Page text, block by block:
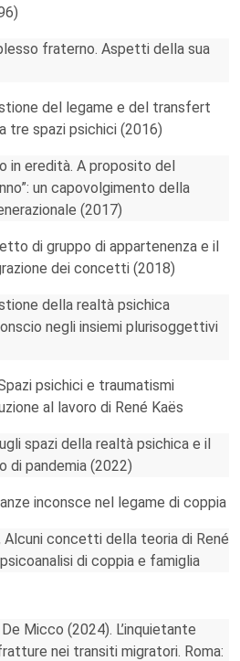
fraterno. Aspetti della sua
del legame e del transfert
tre spazi psichici (2016)
in eredità. A proposito del
un capovolgimento della
(2017)
di gruppo di appartenenza e il
dei concetti (2018)
della realtà psichica
negli insiemi plurisoggettivi
psichici e traumatismi
al lavoro di René Kaës
spazi della realtà psichica e il
di pandemia (2022)
inconsce nel legame di coppia
Alcuni concetti della teoria di René
di coppia e famiglia
Micco (2024). L’inquietante
nei transiti migratori. Roma: